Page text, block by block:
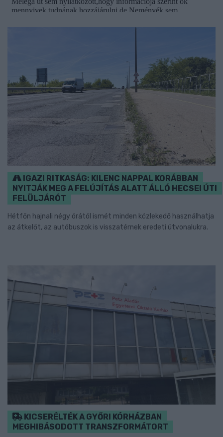
IGAZI RITKASÁG: KILENC NAPPAL KORÁBBAN
NYITJÁK MEG A FELÚJÍTÁS ALATT ÁLLÓ HECSEI ÚTI
FELÜLJÁRÓT
Hétfőn hajnali négy órától ismét minden közlekedő használhatja
az átkelőt, az autóbuszok is visszatérnek eredeti útvonalukra.
KICSERÉLTÉK A GYŐRI KÓRHÁZBAN
MEGHIBÁSODOTT TRANSZFORMÁTORT